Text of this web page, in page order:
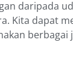
daripada
Kita dapat
berbagai